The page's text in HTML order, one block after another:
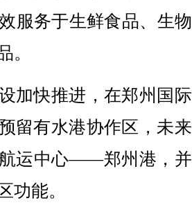
服务于生鲜食品、生
。
快推进，在郑州国
留有水港协作区，未
运中心——郑州港，
功能。